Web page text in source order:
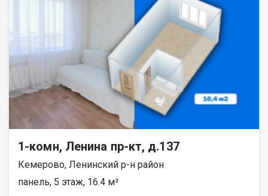
1-комн, Ленина пр-кт, д.137
Кемерово, Ленинский р-н район
панель, 5 этаж, 16.4 м²